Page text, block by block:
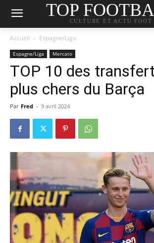
TOP
CULTURE ET ACTU FOOT
Accueil Espagne/Liga
Espagne/Liga Mercato
TOP 10 des
plus chers du Barça
Par Fred - 9 avril 2024